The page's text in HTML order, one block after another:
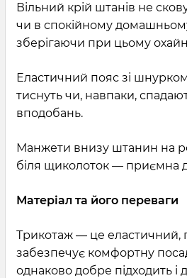
Вільний крій штанів не
чи в спокійному
зберігаючи при цьому
Еластичний пояс зі
тиснуть чи, навпаки,
вподобань.
Манжети внизу штанин на
біля щиколоток — приємна
Матеріал та його переваги
Трикотаж — це еластичний,
забезпечує комфортну
однаково добре підходить і